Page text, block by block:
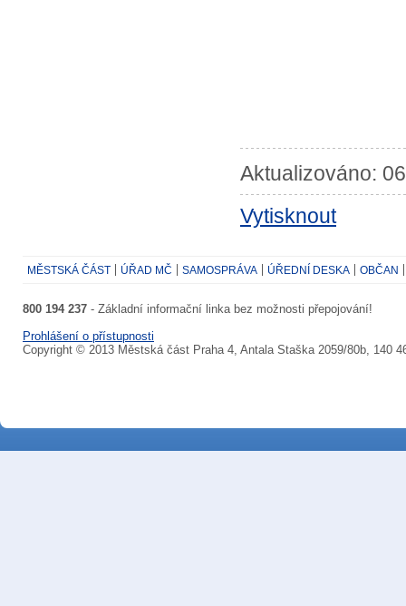
Aktualizováno:
Vytisknout
MĚSTSKÁ ČÁST ÚŘAD MČ SAMOSPRÁVA ÚŘEDNÍ DESKA OBČAN
800 194 237 - Základní informační linka bez možnosti přepojování!
Prohlášení o přístupnosti
Copyright © 2013 Městská část Praha 4, Antala Staška 2059/80b, 140